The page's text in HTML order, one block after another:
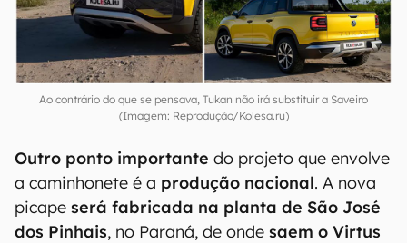
Ao contrário do que se pensava, Tukan não irá substituir a Saveiro
(Imagem: Reprodução/Kolesa.ru)
Outro ponto importante do projeto que envolve
a caminhonete é a produção nacional. A nova
picape será fabricada na planta de São José
dos Pinhais, no Paraná, de onde saem o Virtus